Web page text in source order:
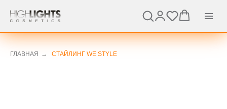
ГЛАВНАЯ → СТАЙЛИНГ WE STYLE